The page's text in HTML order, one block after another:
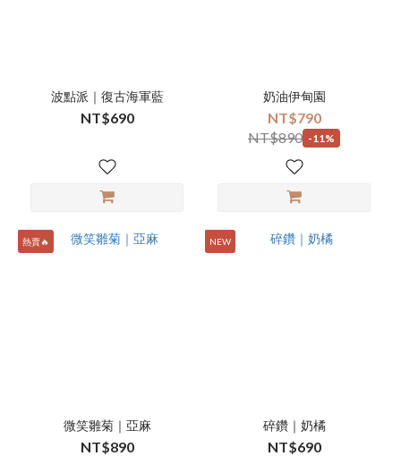
波點派｜復古海軍藍
NT$690
奶油伊甸園
NT$790
NT$890 -11%
熱賣🔥
微笑雛菊｜亞麻
NT$890
NEW
碎鑽｜奶橘
NT$690